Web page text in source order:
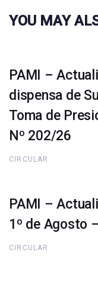
YOU MAY
PAMI –
dispensa de
Toma de
Nº 202/26
CIRCULAR
PAMI –
1º de Agosto
CIRCULAR